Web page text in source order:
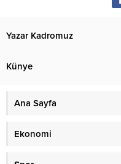
Yazar Kadromuz
Künye
Ana Sayfa
Ekonomi